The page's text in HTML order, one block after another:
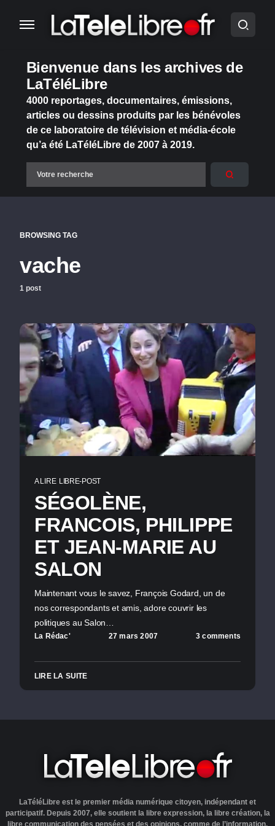
Bienvenue dans les archives de
LaTéléLibre
4000 reportages, documentaires, émissions,
articles ou dessins produits par les bénévoles
de ce laboratoire de télévision et média-école
qu’a été LaTéléLibre de 2007 à 2019.
BROWSING TAG
vache
1 post
A LIRE LIBRE-POST
SÉGOLÈNE,
FRANCOIS, PHILIPPE
ET JEAN-MARIE AU
SALON
Maintenant vous le savez, François Godard, un de
nos correspondants et amis, adore couvrir les
politiques au Salon…
La Rédac' 27 mars 2007 3 comments
LIRE LA SUITE
LaTéléLibre est le premier média numérique citoyen, indépendant et
participatif. Depuis 2007, elle soutient la libre expression, la libre création, la